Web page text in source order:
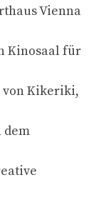
Vienna
Kinosaal für
von Kikeriki,
dem